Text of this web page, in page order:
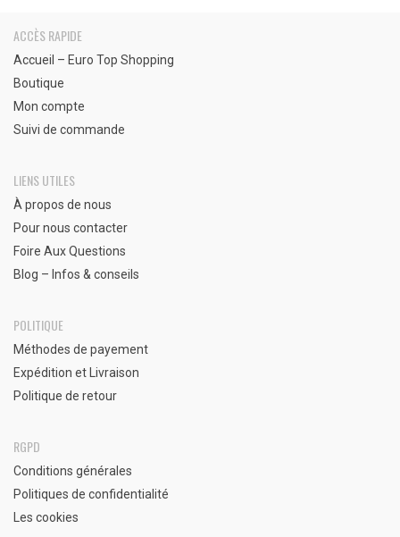
ACCÈS RAPIDE
Accueil – Euro Top Shopping
Boutique
Mon compte
Suivi de commande
LIENS UTILES
À propos de nous
Pour nous contacter
Foire Aux Questions
Blog – Infos & conseils
POLITIQUE
Méthodes de payement
Expédition et Livraison
Politique de retour
RGPD
Conditions générales
Politiques de confidentialité
Les cookies